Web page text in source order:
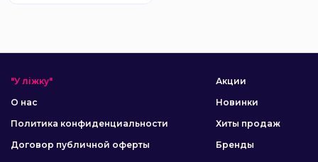
"У ліжку"
О нас
Политика конфиденциальности
Договор публичной оферты
Акции
Новинки
Хиты продаж
Бренды